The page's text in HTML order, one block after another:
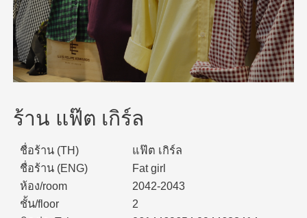
ร้าน แฟ๊ต เกิร์ล
ชื่อร้าน (TH)
ชื่อร้าน (ENG)
ห้อง/room
ชั้น/floor
แฟ๊ต เกิร์ล
Fat girl
2042-2043
2